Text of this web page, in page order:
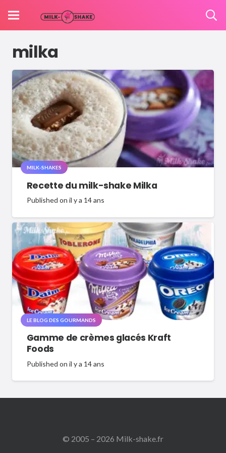
milka
MILK-SHAKES
Recette du milk-shake Milka
Published on il y a 14 ans
LE BLOG DES GOURMANDS
Gamme de crèmes glacés Kraft
Foods
Published on il y a 14 ans
© 2005 – 2026 Milk-shake.fr